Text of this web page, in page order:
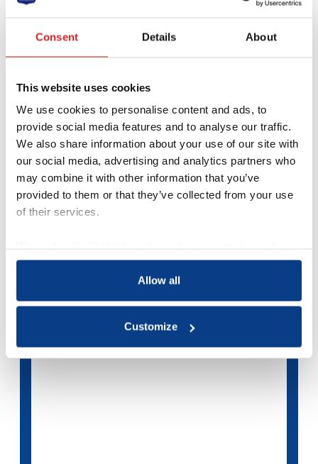
Consent Details About
This website uses cookies
We use cookies to personalise content and ads, to
provide social media features and to analyse our traffic.
We also share information about your use of our site with
our social media, advertising and analytics partners who
may combine it with other information that you’ve
provided to them or that they’ve collected from your use
of their services.
process your information.
Allow all
Customize
‘Wat houdt mij op koers?’ Diepgaande
buitenlandse familie, mijn vrienden hier en
overal ter wereld. En daarnaast het reizen:
boeken en heel praktisch door mezelf.
Stuur een bericht naar deze coach
Je naam *
Je bericht *